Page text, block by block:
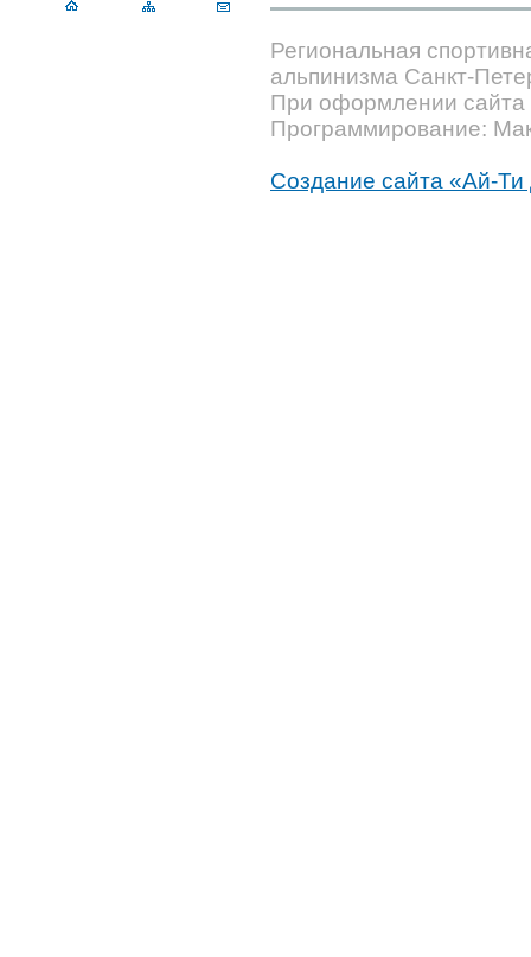
Региональная
альпинизма Санкт-
При оформлении сайта
Программирование:
Создание сайта «Ай-Ти